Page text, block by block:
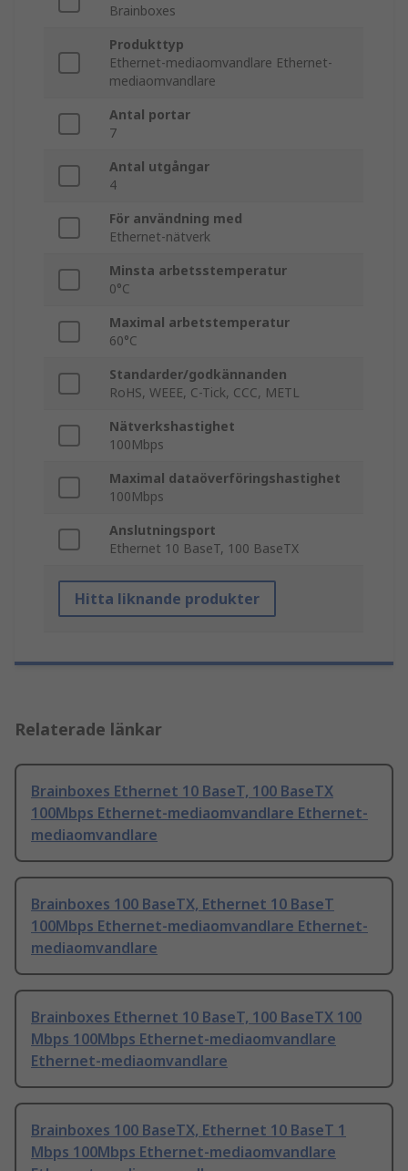
Brainboxes
Produkttyp
Ethernet-mediaomvandlare Ethernet-
mediaomvandlare
Antal portar
7
Antal utgångar
4
För användning med
Ethernet-nätverk
Minsta arbetsstemperatur
0°C
Maximal arbetstemperatur
60°C
Standarder/godkännanden
RoHS, WEEE, C-Tick, CCC, METL
Nätverkshastighet
100Mbps
Maximal dataöverföringshastighet
100Mbps
Anslutningsport
Ethernet 10 BaseT, 100 BaseTX
Hitta liknande produkter
Relaterade länkar
Brainboxes Ethernet 10 BaseT, 100 BaseTX
100Mbps Ethernet-mediaomvandlare Ethernet-
mediaomvandlare
Brainboxes 100 BaseTX, Ethernet 10 BaseT
100Mbps Ethernet-mediaomvandlare Ethernet-
mediaomvandlare
Brainboxes Ethernet 10 BaseT, 100 BaseTX 100
Mbps 100Mbps Ethernet-mediaomvandlare
Ethernet-mediaomvandlare
Brainboxes 100 BaseTX, Ethernet 10 BaseT 1
Mbps 100Mbps Ethernet-mediaomvandlare